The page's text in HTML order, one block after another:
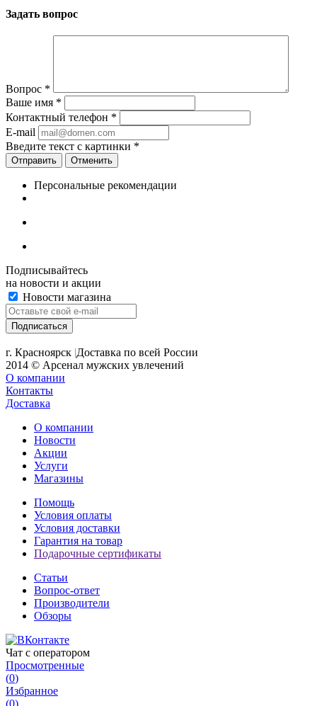
Задать вопрос
Вопрос *
Ваше имя *
Контактный телефон *
E-mail
Введите текст с картинки *
Отменить
Персональные рекомендации
Подписывайтесь
на новости и акции
Новости магазина
г. Красноярск |Доставка по всей России
2014 © Арсенал мужских увлечений
О компании
Контакты
Доставка
О компании
Новости
Акции
Услуги
Магазины
Помощь
Условия оплаты
Условия доставки
Гарантия на товар
Подарочные сертификаты
Статьи
Вопрос-ответ
Производители
Обзоры
Чат с оператором
Просмотренные
(0)
Избранное
(0)